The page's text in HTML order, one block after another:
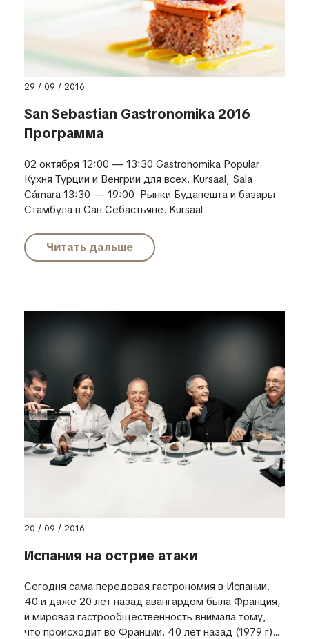
29 / 09 / 2016
San Sebastian Gastronomika 2016
Программа
02 октября 12:00 — 13:30 Gastronomika Popular:
Кухня Турции и Венгрии для всех. Kursaal, Sala
Cámara 13:30 — 19:00 Рынки Будапешта и базары
Стамбула в Сан Себастьяне. Kursaal
Читать дальше
20 / 09 / 2016
Испания на острие атаки
Сегодня сама передовая гастрономия в Испании.
40 и даже 20 лет назад авангардом была Франция,
и мировая гастрообщественность внимала тому,
что происходит во Франции. 40 лет назад (1979 г)...